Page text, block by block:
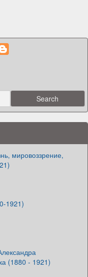
мировоззрение,
1921)
(1880 - 1921)